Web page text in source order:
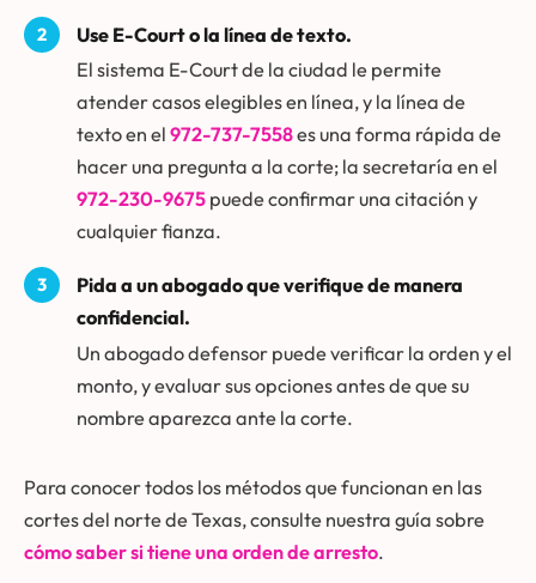
Use E-Court o la línea de texto.
El sistema E-Court de la ciudad le permite
atender casos elegibles en línea, y la línea de
texto en el 972-737-7558es una forma rápida de
hacer una pregunta a la corte; la secretaría en el
972-230-9675 puede confirmar una citación y
cualquier fianza.
Pida a un abogado que verifique de manera
confidencial.
Un abogado defensor puede verificar la orden y el
monto, y evaluar sus opciones antes de que su
nombre aparezca ante la corte.
Para conocer todos los métodos que funcionan en las
cortes del norte de Texas, consulte nuestra guía sobre
cómo saber si tiene una orden de arresto.